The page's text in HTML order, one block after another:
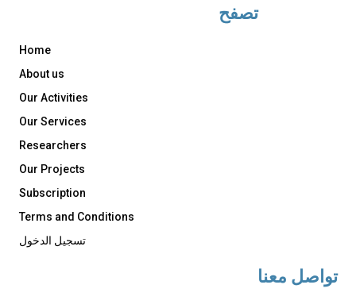
تصفح
Home
About us
Our Activities
Our Services
Researchers
Our Projects
Subscription
Terms and Conditions
تسجيل الدخول
تواصل معنا